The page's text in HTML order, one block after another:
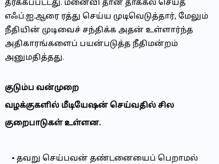
தீர்க்கப்பட்டது. மனைவி தான் தாக்கல் செய்த
எஃப்.ஐ.ஆரை ரத்து செய்ய முடிவெடுத்தார், மேலும்
நீதியின் முடிவைச் சந்திக்க அதன் உள்ளார்ந்த
அதிகாரங்களைப் பயன்படுத்த நீதிமன்றம்
அனுமதித்தது.
குடும்ப வன்முறை
வழக்குகளில் மீடியேஷன் செய்வதில் சில
குறைபாடுகள் உள்ளன.
தவறு செய்பவன் தண்டனையைப் பெறாமல்